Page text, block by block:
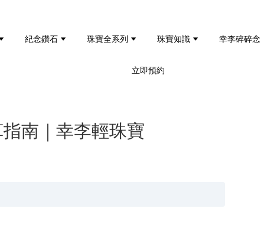
紀念鑽石 珠寶全系列 珠寶知識 幸李碎碎念
立即預約
南｜幸李輕珠寶